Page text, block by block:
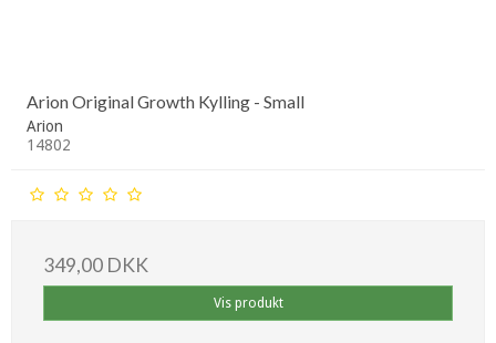
Arion Original Growth Kylling - Small
Arion
14802
349,00 DKK
Vis produkt